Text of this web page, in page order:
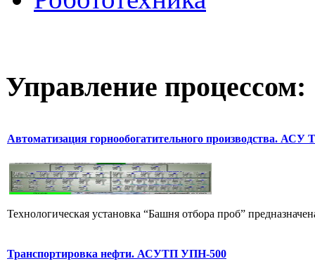
Управление процессом:
Автоматизация горнообогатительного производства. АСУ
Технологическая установка “Башня отбора проб”
Транспортировка нефти. АСУТП УПН-500